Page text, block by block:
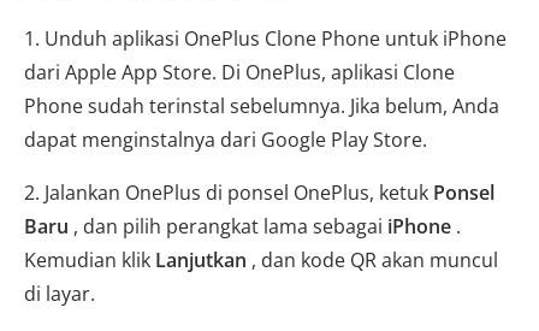
1. Unduh aplikasi OnePlus Clone Phone untuk iPhone
dari Apple App Store. Di OnePlus, aplikasi Clone
Phone sudah terinstal sebelumnya. Jika belum, Anda
dapat menginstalnya dari Google Play Store.
2. Jalankan OnePlus di ponsel OnePlus, ketuk Ponsel
Baru , dan pilih perangkat lama sebagai iPhone .
Kemudian klik Lanjutkan , dan kode QR akan muncul
di layar.